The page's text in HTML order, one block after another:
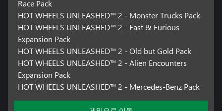
Race Pack
HOT WHEELS UNLEASHED™ 2 - Monster Trucks Pack
HOT WHEELS UNLEASHED™ 2 - Fast & Furious
Expansion Pack
HOT WHEELS UNLEASHED™ 2 - Old but Gold Pack
HOT WHEELS UNLEASHED™ 2 - Alien Encounters
Expansion Pack
HOT WHEELS UNLEASHED™ 2 - Mercedes-Benz Pack